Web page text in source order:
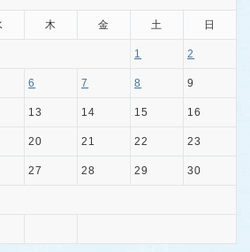
木 金 土 日
1 2
6 7 8 9
13 14 15 16
20 21 22 23
27 28 29 30